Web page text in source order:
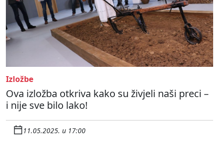
Izložbe
Ova izložba otkriva kako su živjeli naši preci –
i nije sve bilo lako!
11.05.2025. u 17:00